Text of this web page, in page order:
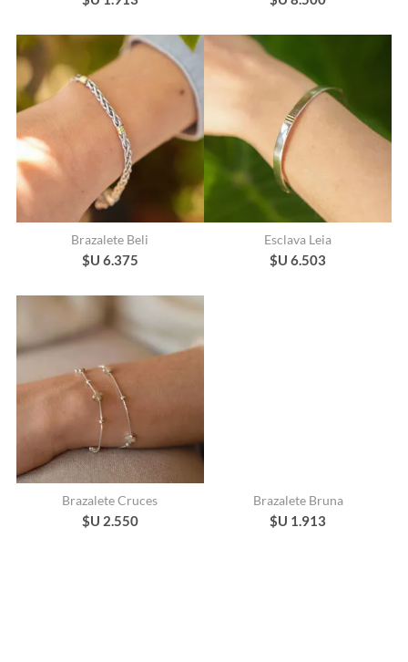
Brazalete Beli
$U 6.375
Esclava Leia
$U 6.503
Brazalete Cruces
$U 2.550
Brazalete Bruna
$U 1.913